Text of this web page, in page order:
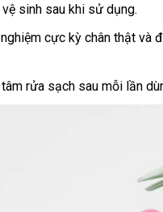
sinh sau khi sử dụng.
cực kỳ chân thật và
rửa sạch sau mỗi lần